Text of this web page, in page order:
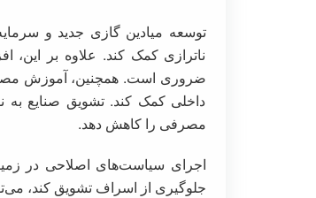
توسعه میادین گازی جدید و
ناترازی کمک کند. علاوه بر
ضروری است. همچنین، آموزش مصرف
داخلی کمک کند. تشویق صنایع به
مصرفی را کاهش دهد.
اجرای سیاست‌های اصلاحی در
جلوگیری از اسراف تشویق کند،